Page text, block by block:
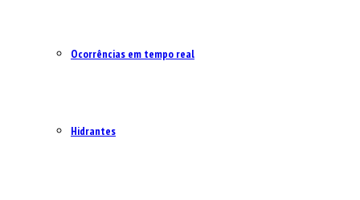
Ocorrências em tempo real
Hidrantes